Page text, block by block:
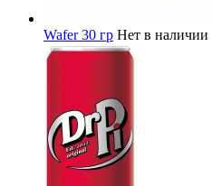
Wafer 30 гр Нет в наличии